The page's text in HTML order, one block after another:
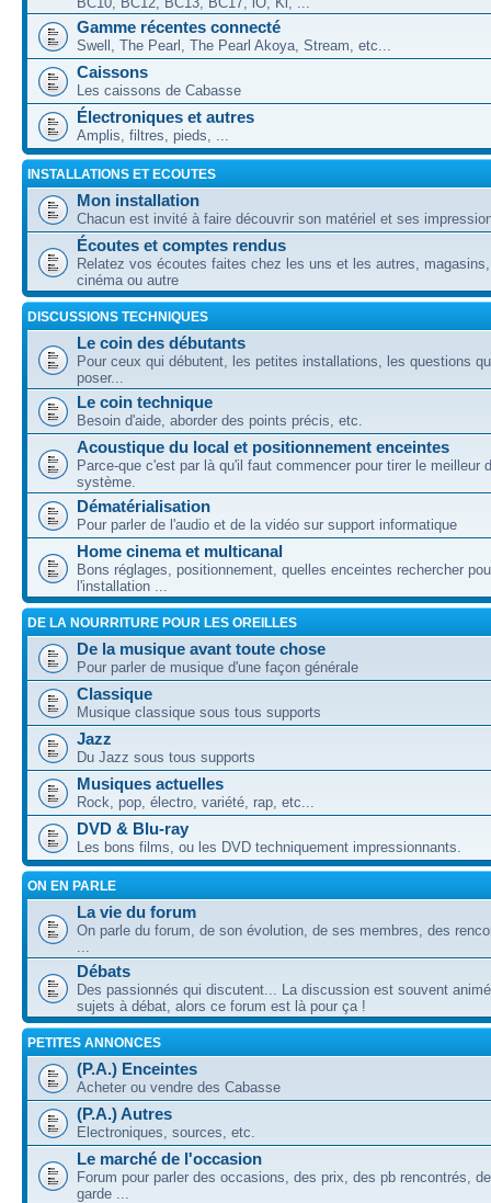
Gamme récentes connecté
Swell, The Pearl, The Pearl Akoya, Stream, etc...
Caissons
Les caissons de Cabasse
Électroniques et autres
Amplis, filtres, pieds, ...
INSTALLATIONS ET ECOUTES
Mon installation
Chacun est invité à faire découvrir son matériel et ses
Écoutes et comptes rendus
Relatez vos écoutes faites chez les uns et les autres,
cinéma ou autre
DISCUSSIONS TECHNIQUES
Le coin des débutants
Pour ceux qui débutent, les petites installations, les questions
poser...
Le coin technique
Besoin d'aide, aborder des points précis, etc.
Acoustique du local et positionnement enceintes
Parce-que c'est par là qu'il faut commencer pour tirer le meilleur
système.
Dématérialisation
Pour parler de l'audio et de la vidéo sur support informatique
Home cinema et multicanal
Bons réglages, positionnement, quelles enceintes rechercher
l'installation ...
DE LA NOURRITURE POUR LES OREILLES
De la musique avant toute chose
Pour parler de musique d'une façon générale
Classique
Musique classique sous tous supports
Jazz
Du Jazz sous tous supports
Musiques actuelles
Rock, pop, électro, variété, rap, etc...
DVD & Blu-ray
Les bons films, ou les DVD techniquement impressionnants.
ON EN PARLE
La vie du forum
On parle du forum, de son évolution, de ses membres, des
...
Débats
Des passionnés qui discutent... La discussion est souvent
sujets à débat, alors ce forum est là pour ça !
PETITES ANNONCES
(P.A.) Enceintes
Acheter ou vendre des Cabasse
(P.A.) Autres
Electroniques, sources, etc.
Le marché de l'occasion
Forum pour parler des occasions, des prix, des pb rencontrés,
garde ...